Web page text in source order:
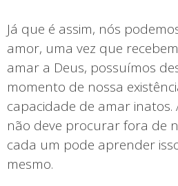
Já que é assim, nós
amor, uma vez que
amar a Deus, possuímos
momento de nossa
capacidade de amar inatos.
não deve procurar fora de
cada um pode aprender
mesmo.